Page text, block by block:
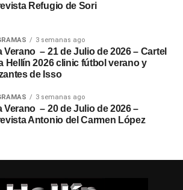
Refugio de Sori
3 semanas ago
Verano – 21 de Julio de 2026 – Cartel
Hellín 2026 clinic fútbol verano y
de Isso
3 semanas ago
Verano – 20 de Julio de 2026 –
Antonio del Carmen López